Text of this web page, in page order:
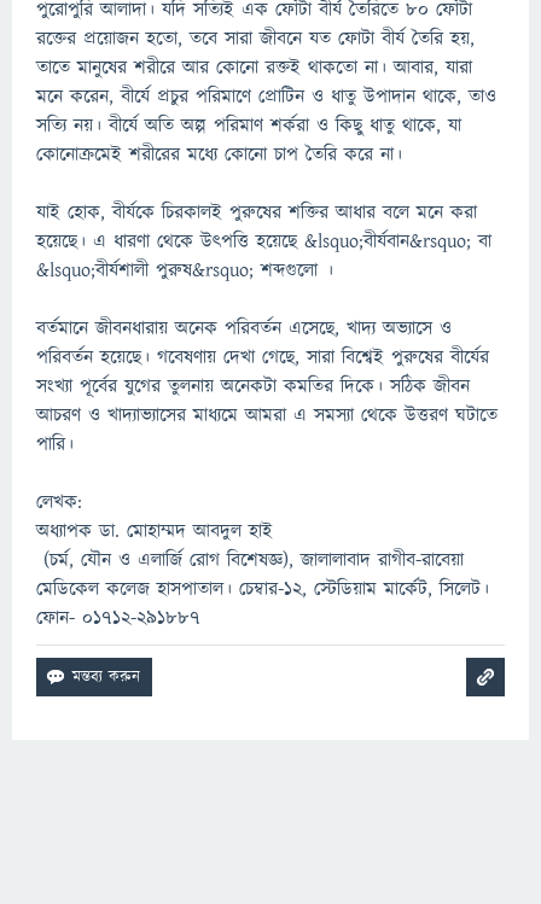
পুরোপুরি আলাদা। যদি সত্যিই এক ফোঁটা বীর্য তৈরিতে ৮০ ফোঁটা
রক্তের প্রয়োজন হতো, তবে সারা জীবনে যত ফোটা বীর্য তৈরি হয়,
তাতে মানুষের শরীরে আর কোনো রক্তই থাকতো না। আবার, যারা
মনে করেন, বীর্যে প্রচুর পরিমাণে প্রোটিন ও ধাতু উপাদান থাকে, তাও
সত্যি নয়। বীর্যে অতি অল্প পরিমাণ শর্করা ও কিছু ধাতু থাকে, যা
কোনোক্রমেই শরীরের মধ্যে কোনো চাপ তৈরি করে না।
যাই হোক, বীর্যকে চিরকালই পুরুষের শক্তির আধার বলে মনে করা
হয়েছে। এ ধারণা থেকে উৎপত্তি হয়েছে &lsquo;বীর্যবান&rsquo; বা
&lsquo;বীর্যশালী পুরুষ&rsquo; শব্দগুলো ।
বর্তমানে জীবনধারায় অনেক পরিবর্তন এসেছে, খাদ্য অভ্যাসে ও
পরিবর্তন হয়েছে। গবেষণায় দেখা গেছে, সারা বিশ্বেই পুরুষের বীর্যের
সংখ্যা পূর্বের যুগের তুলনায় অনেকটা কমতির দিকে। সঠিক জীবন
আচরণ ও খাদ্যাভ্যাসের মাধ্যমে আমরা এ সমস্যা থেকে উত্তরণ ঘটাতে
পারি।
লেখক:
অধ্যাপক ডা. মোহাম্মদ আবদুল হাই
(চর্ম, যৌন ও এলার্জি রোগ বিশেষজ্ঞ), জালালাবাদ রাগীব-রাবেয়া
মেডিকেল কলেজ হাসপাতাল। চেম্বার-১২, স্টেডিয়াম মার্কেট, সিলেট।
ফোন- ০১৭১২-২৯১৮৮৭